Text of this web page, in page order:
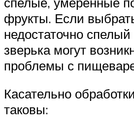
фрукты. Если
недостаточно
зверька могут
проблемы с
Касательно
таковы: